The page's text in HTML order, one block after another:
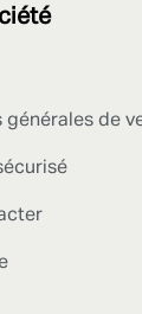
générales de